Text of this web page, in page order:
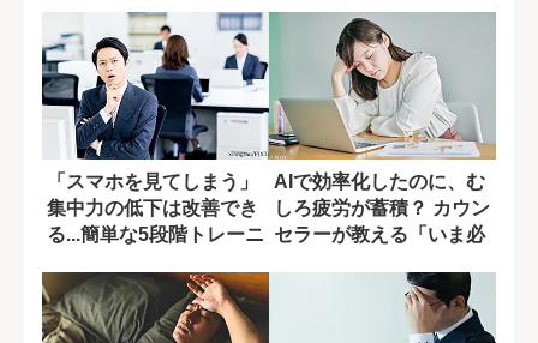
「スマホを見てしまう」
集中力の低下は改善でき
る...簡単な5段階トレーニ
AIで効率化したのに、む
しろ疲労が蓄積？ カウン
セラーが教える「いま必